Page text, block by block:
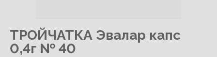
ТРОЙЧАТКА Эвалар капс
0,4г № 40